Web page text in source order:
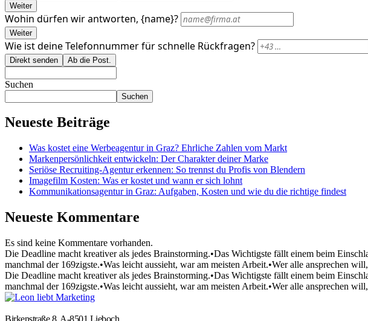
Weiter
Wohin dürfen wir antworten, {name}?
Weiter
Wie ist deine Telefonnummer für schnelle Rückfragen?
Direkt senden Ab die Post.
Suchen
Suchen
Neueste Beiträge
Was kostet eine Werbeagentur in Graz? Ehrliche Zahlen vom Markt
Markenpersönlichkeit entwickeln: Der Charakter deiner Marke
Seriöse Recruiting-Agentur erkennen: So trennst du Profis von Blendern
Imagefilm Kosten: Was er kostet und wann er sich lohnt
Kommunikationsagentur in Graz: Aufgaben, Kosten und wie du die richtige findest
Neueste Kommentare
Es sind keine Kommentare vorhanden.
Die Deadline macht kreativer als jedes Brainstorming.•Das Wichtigste fällt einem beim
manchmal der 169zigste.•Was leicht aussieht, war am meisten Arbeit.•Wer alle ansprechen
Die Deadline macht kreativer als jedes Brainstorming.•Das Wichtigste fällt einem beim
manchmal der 169zigste.•Was leicht aussieht, war am meisten Arbeit.•Wer alle ansprechen